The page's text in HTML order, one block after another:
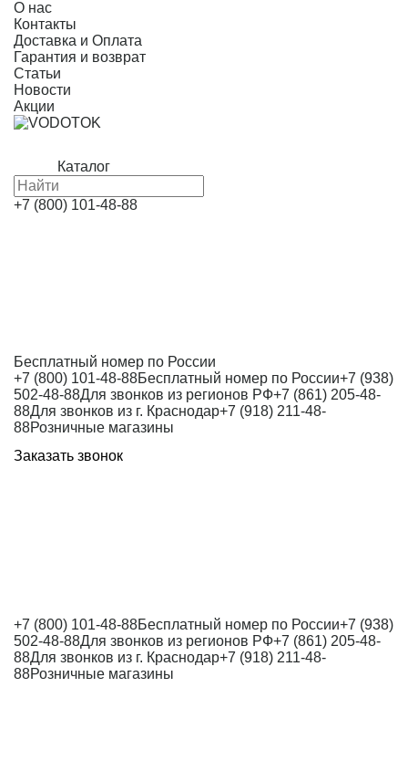
О нас
Контакты
Доставка и Оплата
Гарантия и возврат
Статьи
Новости
Акции
Каталог
+7 (800) 101-48-88
Бесплатный номер по России
+7 (800) 101-48-88Бесплатный номер по России+7 (938)
502-48-88Для звонков из регионов РФ+7 (861) 205-48-
88Для звонков из г. Краснодар+7 (918) 211-48-
88Розничные магазины
Заказать звонок
+7 (800) 101-48-88Бесплатный номер по России+7 (938)
502-48-88Для звонков из регионов РФ+7 (861) 205-48-
88Для звонков из г. Краснодар+7 (918) 211-48-
88Розничные магазины